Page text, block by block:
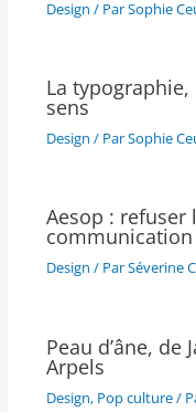
Design / ParSophie
La
sens
Design / ParSophie
Aesop : refuser
Design / ParSéverine
Peau d’âne, de
Arpels
Design, Pop culture/